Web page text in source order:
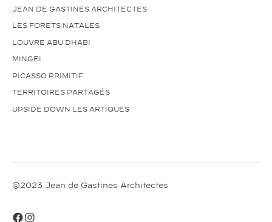
JEAN DE GASTINES ARCHITECTES
LES FORETS NATALES
LOUVRE ABU DHABI
MINGEI
PICASSO PRIMITIF
TERRITOIRES PARTAGÉS
UPSIDE DOWN LES ARTIQUES
©2023 Jean de Gastines Architectes